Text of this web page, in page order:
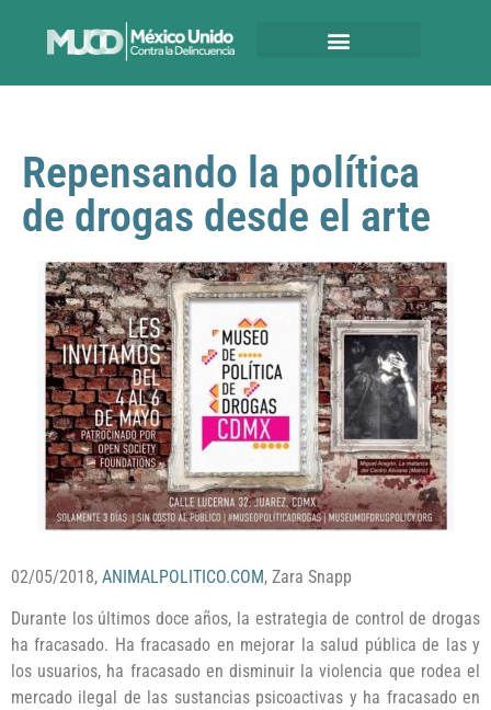
Repensando la política
de drogas desde el arte
02/05/2018, ANIMALPOLITICO.COM, Zara Snapp
Durante los últimos doce años, la estrategia de control de drogas
ha fracasado. Ha fracasado en mejorar la salud pública de las y
los usuarios, ha fracasado en disminuir la violencia que rodea el
mercado ilegal de las sustancias psicoactivas y ha fracasado en